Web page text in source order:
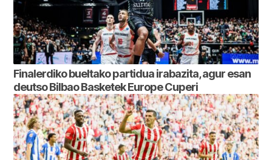
Finalerdiko bueltako partidua irabazita, agur esan
deutso Bilbao Basketek Europe Cuperi